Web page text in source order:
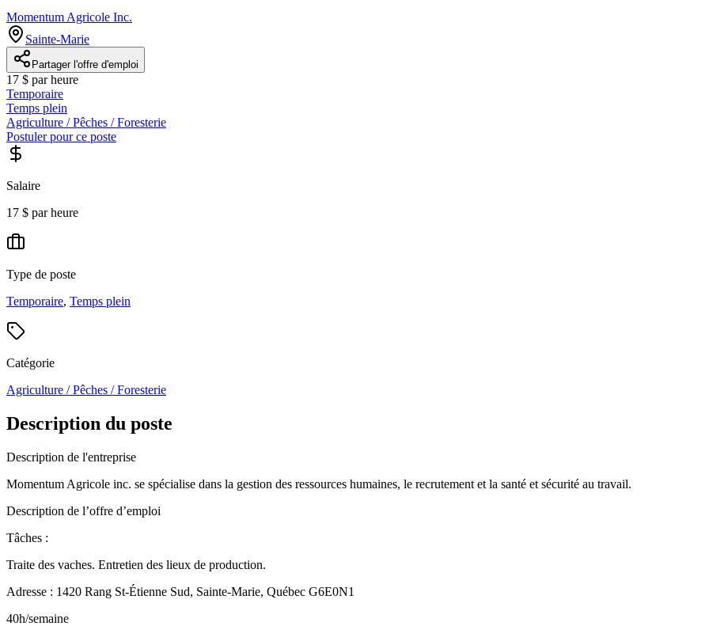
Momentum Agricole Inc.
Sainte-Marie
Partager l'offre d'emploi
17 $ par heure
Temporaire
Temps plein
Agriculture / Pêches / Foresterie
Postuler pour ce poste
Salaire
17 $ par heure
Type de poste
Temporaire, Temps plein
Catégorie
Agriculture / Pêches / Foresterie
Description du poste
Description de l'entreprise
Momentum Agricole inc. se spécialise dans la gestion des ressources humaines, le recrutement et la santé et sécurité au travail.
Description de l’offre d’emploi
Tâches :
Traite des vaches. Entretien des lieux de production.
Adresse : 1420 Rang St-Étienne Sud, Sainte-Marie, Québec G6E0N1
40h/semaine